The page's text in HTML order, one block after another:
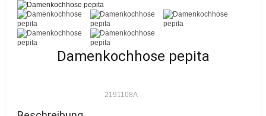
Damenkochhose pepita
2191108A